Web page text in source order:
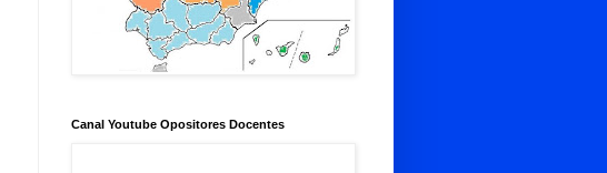
Canal Youtube Opositores Docentes